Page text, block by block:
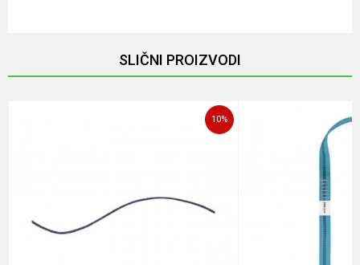
SLIČNI PROIZVODI
10%